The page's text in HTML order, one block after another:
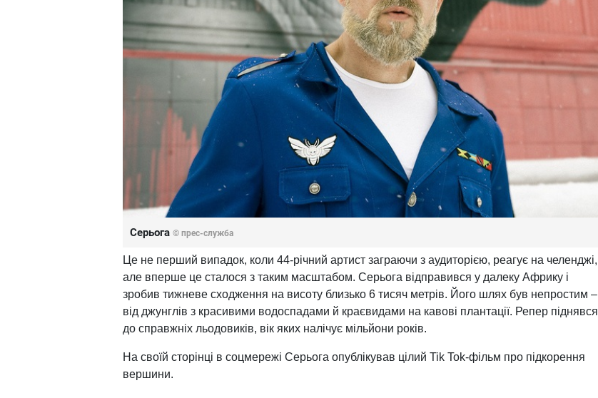
Серьога © прес-служба
Це не перший випадок, коли 44-річний артист заграючи з аудиторією, реагує на челенджі,
але вперше це сталося з таким масштабом. Серьога відправився у далеку Африку і
зробив тижневе сходження на висоту близько 6 тисяч метрів. Його шлях був непростим –
від джунглів з красивими водоспадами й краєвидами на кавові плантації. Репер піднявся
до справжніх льодовиків, вік яких налічує мільйони років.
На своїй сторінці в соцмережі Серьога опублікував цілий Tik Tok-фільм про підкорення
вершини.